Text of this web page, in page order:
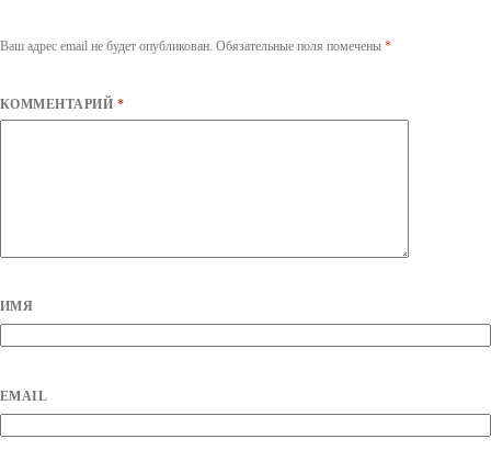
Ваш адрес email не будет опубликован. Обязательные поля помечены *
КОММЕНТАРИЙ *
ИМЯ
EMAIL